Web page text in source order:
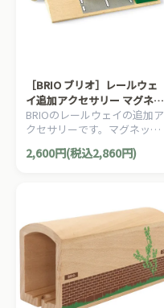
［BRIO ブリオ］レールウェ
イ追加アクセサリー マグネッ
ト式踏切
BRIOのレールウェイの追加ア
クセサリーです。マグネット
の力で遮断機が動く踏切で
す。1ピース。
2,600円(税込2,860円)